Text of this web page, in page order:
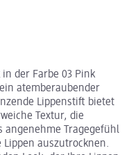
der Farbe 03 Pink
atemberaubender
Lippenstift bietet
Textur, die
angenehme Tragegefühl
auszutrocknen.